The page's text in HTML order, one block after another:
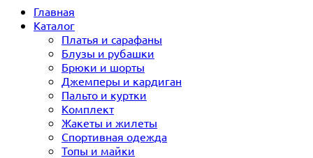
Главная
Каталог
Платья и сарафаны
Блузы и рубашки
Брюки и шорты
Джемперы и кардиган
Пальто и куртки
Комплект
Жакеты и жилеты
Спортивная одежда
Топы и майки